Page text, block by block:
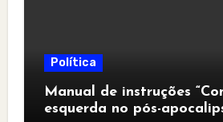
Política
Manual de instruções
esquerda no pós-